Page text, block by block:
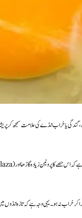
گندگی یا خراب انڈے کی علامت سمجھ کر
خراب نہ ہو۔ یہی وجہ ہے کہ تازہ انڈوں